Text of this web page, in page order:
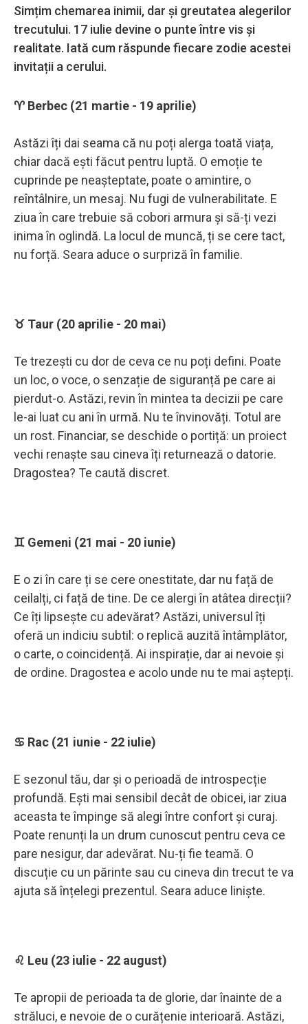
Simțim chemarea inimii, dar și greutatea alegerilor
trecutului. 17 iulie devine o punte între vis și
realitate. Iată cum răspunde fiecare zodie acestei
invitații a cerului.
♈ Berbec (21 martie - 19 aprilie)
Astăzi îți dai seama că nu poți alerga toată viața,
chiar dacă ești făcut pentru luptă. O emoție te
cuprinde pe neașteptate, poate o amintire, o
reîntâlnire, un mesaj. Nu fugi de vulnerabilitate. E
ziua în care trebuie să cobori armura și să-ți vezi
inima în oglindă. La locul de muncă, ți se cere tact,
nu forță. Seara aduce o surpriză în familie.
♉ Taur (20 aprilie - 20 mai)
Te trezești cu dor de ceva ce nu poți defini. Poate
un loc, o voce, o senzație de siguranță pe care ai
pierdut-o. Astăzi, revin în mintea ta decizii pe care
le-ai luat cu ani în urmă. Nu te învinovăți. Totul are
un rost. Financiar, se deschide o portiță: un proiect
vechi renaște sau cineva îți returnează o datorie.
Dragostea? Te caută discret.
♊ Gemeni (21 mai - 20 iunie)
E o zi în care ți se cere onestitate, dar nu față de
ceilalți, ci față de tine. De ce alergi în atâtea direcții?
Ce îți lipsește cu adevărat? Astăzi, universul îți
oferă un indiciu subtil: o replică auzită întâmplător,
o carte, o coincidență. Ai inspirație, dar ai nevoie și
de ordine. Dragostea e acolo unde nu te mai aștepți.
♋ Rac (21 iunie - 22 iulie)
E sezonul tău, dar și o perioadă de introspecție
profundă. Ești mai sensibil decât de obicei, iar ziua
aceasta te împinge să alegi între confort și curaj.
Poate renunți la un drum cunoscut pentru ceva ce
pare nesigur, dar adevărat. Nu-ți fie teamă. O
discuție cu un părinte sau cu cineva din trecut te va
ajuta să înțelegi prezentul. Seara aduce liniște.
♌ Leu (23 iulie - 22 august)
Te apropii de perioada ta de glorie, dar înainte de a
străluci, e nevoie de o curățenie interioară. Astăzi,